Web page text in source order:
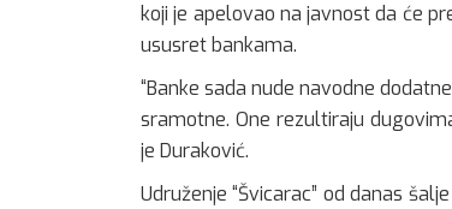
koji je apelovao na javnost da će
ususret bankama.
“Banke sada nude navodne
sramotne. One rezultiraju
je Duraković.
Udruženje “Švicarac” od danas